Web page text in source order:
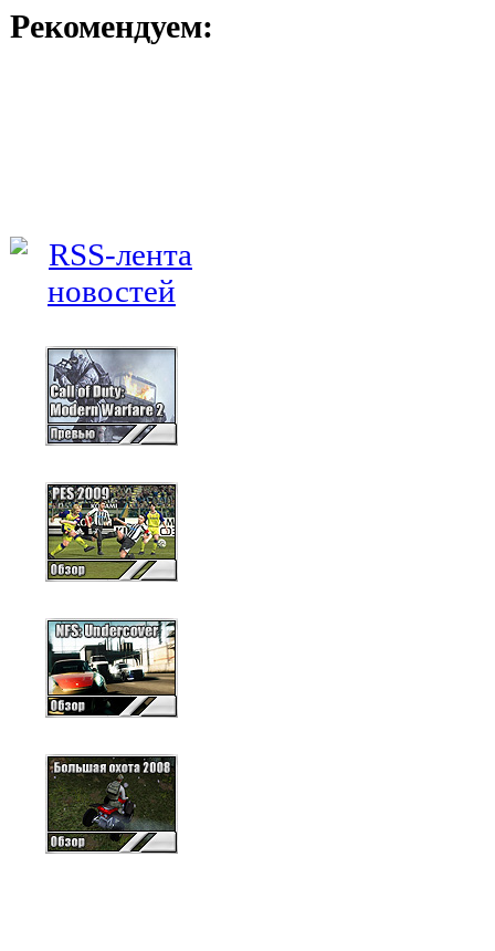
Рекомендуем: